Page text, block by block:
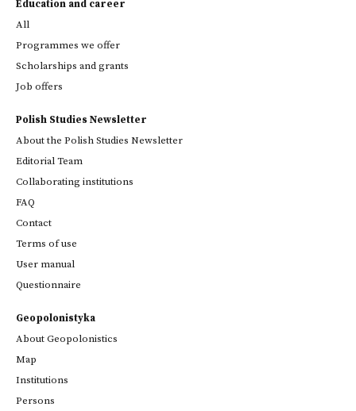
Education and career
All
Programmes we offer
Scholarships and grants
Job offers
Polish Studies Newsletter
About the Polish Studies Newsletter
Editorial Team
Collaborating institutions
FAQ
Contact
Terms of use
User manual
Questionnaire
Geopolonistyka
About Geopolonistics
Map
Institutions
Persons